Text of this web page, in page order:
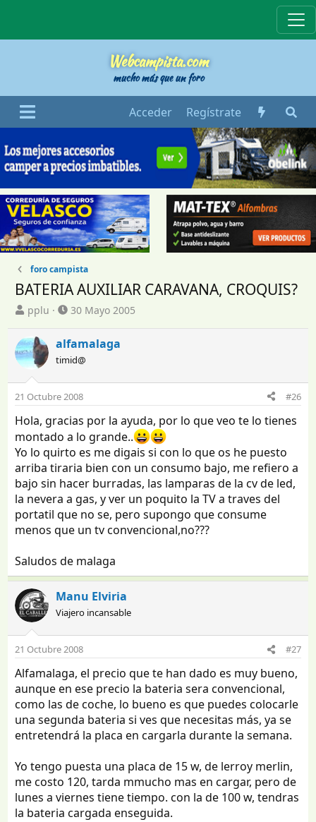
Webcampista.com
mucho más que un foro
Acceder Regístrate
foro campista
BATERIA AUXILIAR CARAVANA, CROQUIS?
I
i
c
i
a
o
r
e
t
e
m
a
pplu
F
h
a
i
n
c
i
o
30 Mayo 2005
alfamalaga
timid@
21 Octubre 2008 #26
Hola, gracias por la ayuda, por lo que veo te lo tienes
montado a lo grande..
Yo lo quirto es me digais si con lo que os he puesto
arriba tiraria bien con un consumo bajo, me refiero a
bajo sin hacer burradas, las lamparas de la cv de led,
la nevera a gas, y ver un poquito la TV a traves del
portatil que no se, pero supongo que consume
menos que un tv convencional,no???
Saludos de malaga
Manu Elviria
Viajero incansable
21 Octubre 2008 #27
Alfamalaga, el precio que te han dado es muy bueno,
aunque en ese precio la bateria sera convencional,
como las de coche, lo bueno es que puedes colocarle
una segunda bateria si ves que necesitas más, ya se
entretendrá la placa en cargarla durante la semana.
Yo tengo puesta una placa de 15 w, de lerroy merlin,
me costo 120, tarda mmucho mas en cargar, pero de
lunes a viernes tiene tiempo. con la de 100 w, tendras
la bateria cargada enseguida.